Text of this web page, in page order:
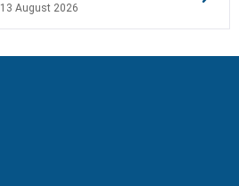
13 August 2026